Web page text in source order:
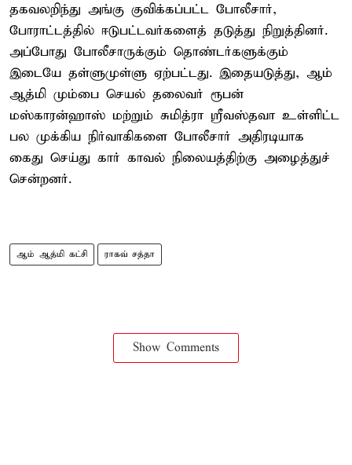
தகவலறிந்து அங்கு குவிக்கப்பட்ட போலீசார்,
போராட்டத்தில் ஈடுபட்டவர்களைத் தடுத்து நிறுத்தினர்.
அப்போது போலீசாருக்கும் தொண்டர்களுக்கும்
இடையே தள்ளுமுள்ளு ஏற்பட்டது. இதையடுத்து, ஆம்
ஆத்மி மும்பை செயல் தலைவர் ரூபன்
மஸ்காரன்ஹாஸ் மற்றும் சுமித்ரா ஸ்ரீவஸ்தவா உள்ளிட்ட
பல முக்கிய நிர்வாகிகளை போலீசார் அதிரடியாக
கைது செய்து கார் காவல் நிலையத்திற்கு அழைத்துச்
சென்றனர்.
ஆம் ஆத்மி கட்சி ராகவ் சத்தா
Show Comments